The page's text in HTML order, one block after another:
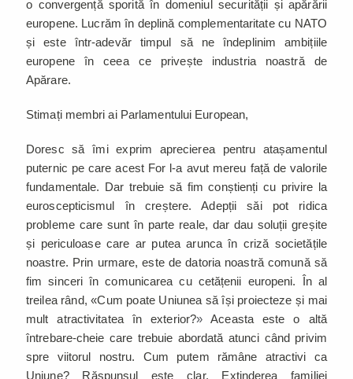
o convergență sporită în domeniul securității și apărării
europene. Lucrăm în deplină complementaritate cu NATO
și este într-adevăr timpul să ne îndeplinim ambițiile
europene în ceea ce privește industria noastră de
Apărare.
Stimați membri ai Parlamentului European,
Doresc să îmi exprim aprecierea pentru atașamentul
puternic pe care acest For l-a avut mereu față de valorile
fundamentale. Dar trebuie să fim conștienți cu privire la
euroscepticismul în creștere. Adepții săi pot ridica
probleme care sunt în parte reale, dar dau soluții greșite
și periculoase care ar putea arunca în criză societățile
noastre. Prin urmare, este de datoria noastră comună să
fim sinceri în comunicarea cu cetățenii europeni. În al
treilea rând, «Cum poate Uniunea să își proiecteze și mai
mult atractivitatea în exterior?» Aceasta este o altă
întrebare-cheie care trebuie abordată atunci când privim
spre viitorul nostru. Cum putem rămâne atractivi ca
Uniune? Răspunsul este clar. Extinderea familiei